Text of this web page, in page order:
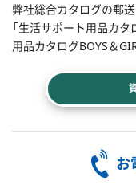
弊社総合カタログの郵
「生活サポート用品カタ
用品カタログBOYS＆
お